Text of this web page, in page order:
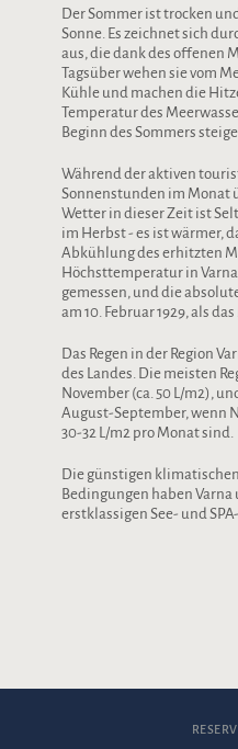
Der Sommer ist trocken
Sonne. Es zeichnet sich
aus, die dank des offenen
Tagsüber wehen sie vom
Kühle und machen die
Temperatur des
Beginn des Sommers
Während der aktiven
Sonnenstunden im Monat
Wetter in dieser Zeit ist
im Herbst - es ist wärmer,
Abkühlung des erhitzten
Höchsttemperatur in Varna
gemessen, und die
am 10. Februar 1929, als
Das Regen in der Region
des Landes. Die meisten
November (ca. 50 L/m2),
August-September, wenn
30-32 L/m2 pro Monat sind.
Die günstigen
Bedingungen haben
erstklassigen See- und